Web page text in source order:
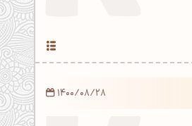
1400/08/28